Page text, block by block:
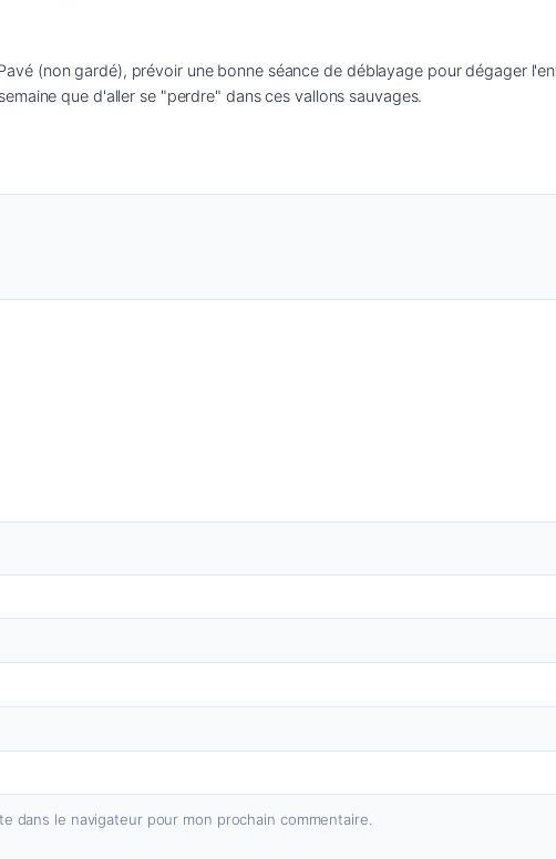
(non gardé), prévoir une bonne séance de déblayage pour dégager
que d'aller se "perdre" dans ces vallons sauvages.
dans le navigateur pour mon prochain commentaire.